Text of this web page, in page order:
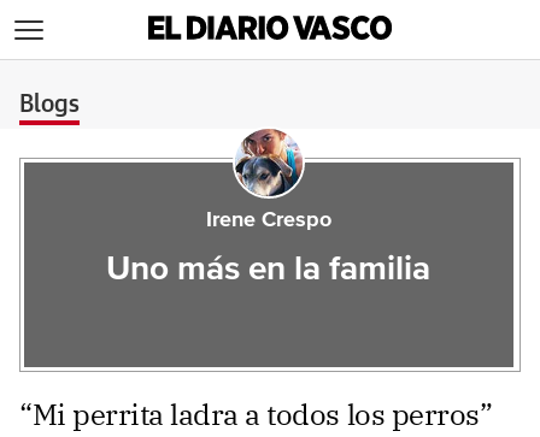
Blogs
Irene Crespo
Uno más en la familia
“Mi perrita ladra a todos los perros”